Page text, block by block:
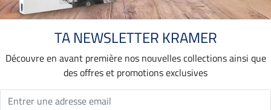
TA NEWSLETTER KRAMER
Découvre en avant première nos nouvelles collections ainsi que
des offres et promotions exclusives